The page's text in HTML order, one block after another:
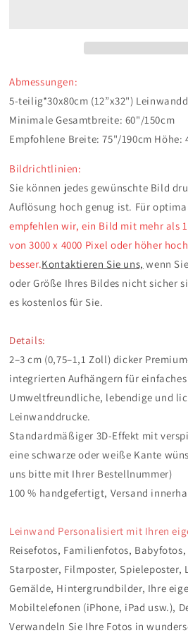
x
cm
(extragroß)
cm
(extragroß)
Abmessungen:
5-teilig*30x80cm (12”x32")
Minimale Gesamtbreite: 60"/150cm
Empfohlene Breite: 75"/190cm Höhe:
Bildrichtlinien:
Sie können jedes gewünschte Bild
Auflösung hoch genug ist. Für
empfehlen wir, ein Bild mit mehr als
von 3000 x 4000 Pixel oder höher
besser.Kontaktieren Sie uns, wenn
oder Größe Ihres Bildes nicht sicher
es kostenlos für Sie.
Details:
2–3 cm (0,75–1,1 Zoll) dicker
integrierten Aufhängern für
Umweltfreundliche, lebendige und
Leinwanddrucke.
Standardmäßiger 3D-Effekt mit
eine schwarze oder weiße Kante
uns bitte mit Ihrer Bestellnummer)
100 % handgefertigt, Versand
Leinwand Personalisiert​ mit Ihren
Reisefotos, Familienfotos,
Starposter, Filmposter,
Gemälde, Hintergrundbilder, Ihre
Mobiltelefonen (iPhone, iPad usw.),
Verwandeln Sie Ihre Fotos in